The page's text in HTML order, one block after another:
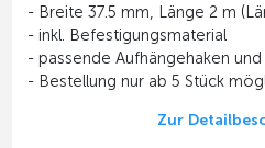
- Breite 37.5 mm, Länge 2 m
- inkl. Befestigungsmaterial
- passende Aufhängehaken
- Bestellung nur ab 5 Stück
Zur